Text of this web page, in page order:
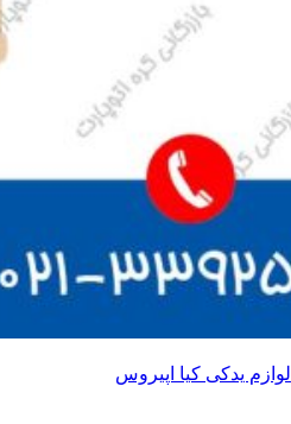
لوازم یدکی کیا اپیروس